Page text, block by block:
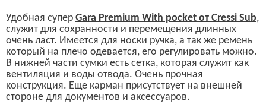
Удобная супер Gara Premium With pocket от Cressi Sub,
служит для сохранности и перемещения длинных
очень ласт. Имеется для носки ручка, а так же ремень
который на плечо одевается, его регулировать можно.
В нижней части сумки есть сетка, которая служит как
вентиляция и воды отвода. Очень прочная
конструкция. Еще карман присутствует на внешней
стороне для документов и аксессуаров.